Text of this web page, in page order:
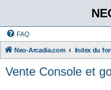
FAQ
Neo-Arcadia.com Index du
Vente Console et